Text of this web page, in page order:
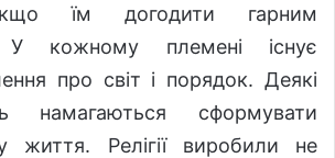
їм догодити гарним
У кожному племені існує
про світ і порядок. Деякі
намагаються сформувати
життя. Релігії виробили не